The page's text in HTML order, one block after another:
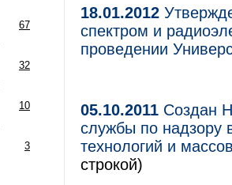
67
32
10
3
18.01.2012
спектром и
проведении
05.10.2011 Создан
службы по надзору
технологий и
строкой)